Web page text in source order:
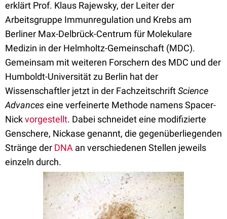
erklärt Prof. Klaus Rajewsky, der Leiter der
Arbeitsgruppe Immunregulation und Krebs am
Berliner Max-Delbrück-Centrum für Molekulare
Medizin in der Helmholtz-Gemeinschaft (MDC).
Gemeinsam mit weiteren Forschern des MDC und der
Humboldt-Universität zu Berlin hat der
Wissenschaftler jetzt in der FachzeitschriftScience
Advanceseine verfeinerte Methode namens Spacer-
Nickvorgestellt. Dabei schneidet eine modifizierte
Genschere, Nickase genannt, die gegenüberliegenden
Stränge der DNA an verschiedenen Stellen jeweils
einzeln durch.